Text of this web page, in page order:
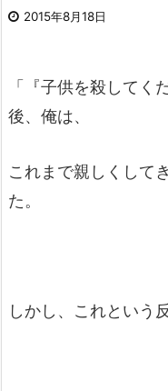
2015年8月18日
「『子供を殺してく
後、俺は、
これまで親しくして
た。
しかし、これという